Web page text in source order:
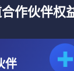
作伙伴权
伴